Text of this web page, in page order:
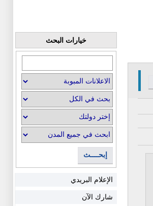
خيارات البحث
إبحــــث
الإعلام البريدي
شارك الآن